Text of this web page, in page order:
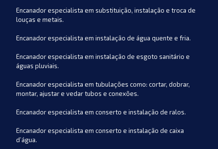
Encanador especialista em substituição, instalação e troca de
louças e metais.
Encanador especialista em instalação de água quente e fria.
Encanador especialista em instalação de esgoto sanitário e
águas pluviais.
Encanador especialista em tubulações como: cortar, dobrar,
montar, ajustar e vedar tubos e conexões.
Encanador especialista em conserto e instalação de ralos.
Encanador especialista em conserto e instalação de caixa
d’água.